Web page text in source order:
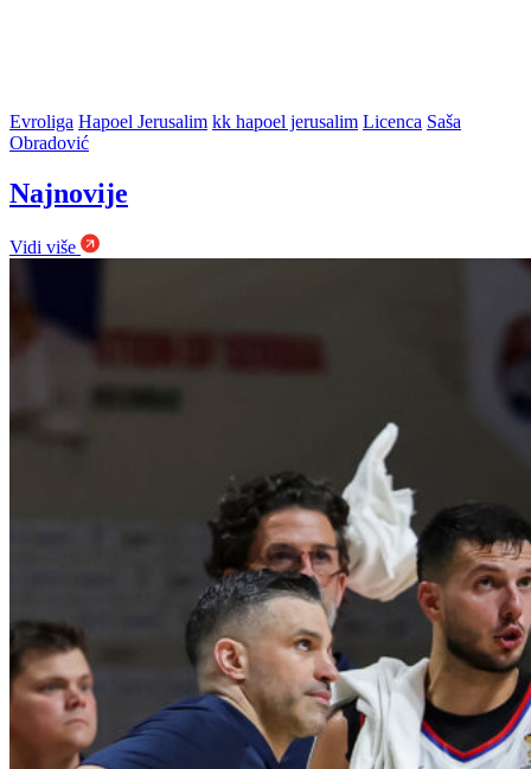
Evroliga Hapoel Jerusalim kk hapoel jerusalim Licenca Saša
Obradović
Najnovije
Vidi više